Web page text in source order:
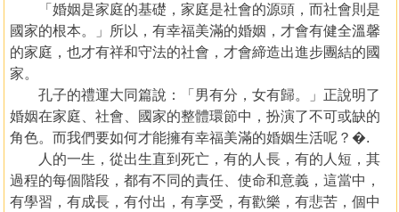
「婚姻是家庭的基礎，家庭是社會的源頭，而社會則是
國家的根本。」所以，有幸福美滿的婚姻，才會有健全溫馨
的家庭，也才有祥和守法的社會，才會締造出進步團結的國
家。
孔子的禮運大同篇說：「男有分，女有歸。」正說明了
婚姻在家庭、社會、國家的整體環節中，扮演了不可或缺的
角色。而我們要如何才能擁有幸福美滿的婚姻生活呢？�.
人的一生，從出生直到死亡，有的人長，有的人短，其
過程的每個階段，都有不同的責任、使命和意義，這當中，
有學習，有成長，有付出，有享受，有歡樂，有悲苦，個中